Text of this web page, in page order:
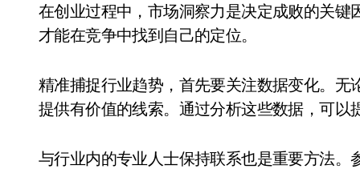
在创业过程中，市场洞察力是决定成败的关键因素之一。创业者需要不断观察和分析行业动态，
才能在竞争中找到自己的定位。
精准捕捉行业趋势，首先要关注数据变化。
提供有价值的线索。通过分析这些数据，可以
与行业内的专业人士保持联系也是重要方法